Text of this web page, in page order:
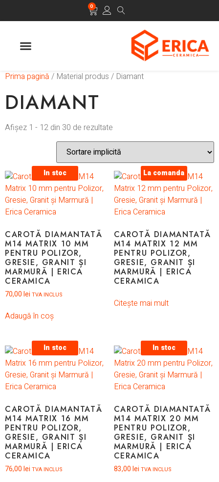
0
Prima pagină / Material produs / Diamant
DIAMANT
Afișez 1 - 12 din 30 de rezultate
In stoc
CAROTĂ DIAMANTATĂ
M14 MATRIX 10 MM
PENTRU POLIZOR,
GRESIE, GRANIT ȘI
MARMURĂ | ERICA
CERAMICA
70,00 lei TVA INCLUS
Adaugă în coș
La comanda
CAROTĂ DIAMANTATĂ
M14 MATRIX 12 MM
PENTRU POLIZOR,
GRESIE, GRANIT ȘI
MARMURĂ | ERICA
CERAMICA
Citește mai mult
In stoc
CAROTĂ DIAMANTATĂ
M14 MATRIX 16 MM
PENTRU POLIZOR,
GRESIE, GRANIT ȘI
MARMURĂ | ERICA
CERAMICA
76,00 lei TVA INCLUS
In stoc
CAROTĂ DIAMANTATĂ
M14 MATRIX 20 MM
PENTRU POLIZOR,
GRESIE, GRANIT ȘI
MARMURĂ | ERICA
CERAMICA
83,00 lei TVA INCLUS